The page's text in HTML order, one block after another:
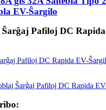
EV-Ŝargilo
Pafiloj DC